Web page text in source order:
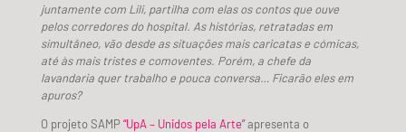
juntamente com Lili, partilha com elas os contos que ouve
pelos corredores do hospital. As histórias, retratadas em
simultâneo, vão desde as situações mais caricatas e cómicas,
até às mais tristes e comoventes. Porém, a chefe da
lavandaria quer trabalho e pouca conversa… Ficarão eles em
apuros?
O projeto SAMP “UpA – Unidos pela Arte”apresenta o